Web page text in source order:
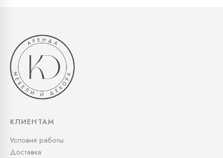
КЛИЕНТАМ
Условия работы
Доставка